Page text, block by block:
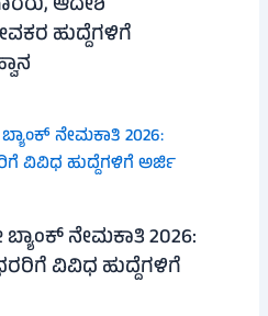
ಹುದ್ದೆಗಳಿಗೆ
ನೇಮಕಾತಿ 2026:
ವಿವಿಧ ಹುದ್ದೆಗಳಿಗೆ